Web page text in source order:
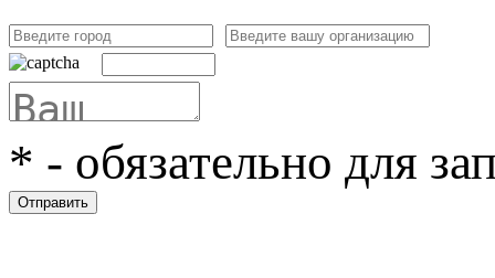
* - обязательно для
Отправить